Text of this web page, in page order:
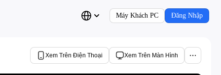
Máy Khách PC Đăng Nhập
Xem Trên Điện Thoại Xem Trên Màn Hình